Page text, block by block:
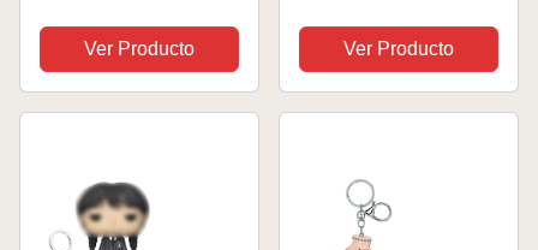
de cosplay, colección
de joyas, 40mm, Metal
Ver Producto
Escoba,Amuleto de la
Suerte de
Metal,Llavero de la
Metal,para
Mujeres,Hombres y...
Ver Producto